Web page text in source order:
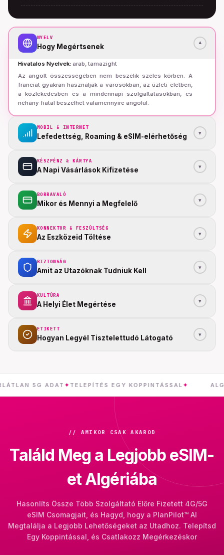
NYELV
Hogy Megértsenek ▾
Hivatalos Nyelvek: arab, tamazight
Az angolt összességében nem beszélik széles körben. A
franciát gyakran használják a városokban, az üzleti életben,
a közlekedésben és a mindennapi szolgáltatásokban, és
néhány fiatal beszélhet valamennyire angolul.
MOBIL & INTERNET
Lefedettség, Roaming & eSIM-elérhetőség ▾
KÉSZPÉNZ & KÁRTYA
A Napi Vásárlások Kifizetése ▾
BORRAVALÓ
Mikor és Mennyi a Megfelelő ▾
KONNEKTOR & FESZÜLTSÉG
Az Eszközeid Töltése ▾
BIZTONSÁG
Amit az Utazóknak Tudniuk Kell ▾
KULTÚRA
A Helyi Élet Megértése ▾
ETIKETT
Hogyan Legyél Tisztelettudó Látogató ▾
5G ADAT ✦TELEPÍTÉS EGY KOPPINTÁSSAL✦ ALGÉRIA
// AMIKOR CSAK AKAROD
Találd Meg a Legjobb eSIM-
et Algériába
Hasonlíts Össze Több Szolgáltató Előre Fizetett 4G/5G
eSIM Csomagjait, és Hagyd, hogy a PlanPilot™ AI
Megtalálja a Legjobb Lehetőségeket az Utadhoz. Telepítsd
Egy Koppintással, és Csatlakozz Megérkezéskor